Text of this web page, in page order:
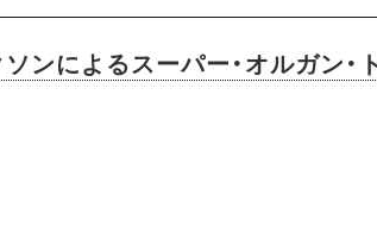
ソンによるスーパー・オルガン